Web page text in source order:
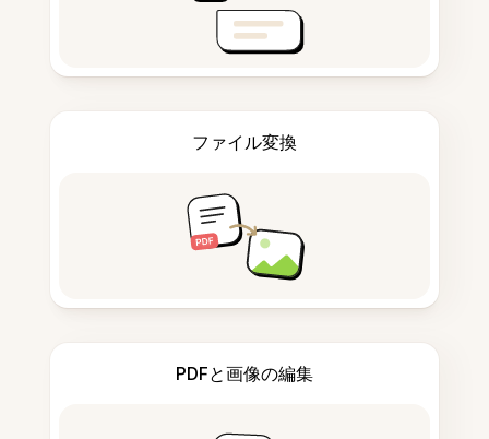
ファイル変換
PDFと画像の編集